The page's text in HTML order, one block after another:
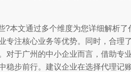
?本文通过多个维度为您详细解析
专注核心业务等优势。同时，合理
对于广州的中小企业而言，借助专
稳步前行。建议企业在选择代理记